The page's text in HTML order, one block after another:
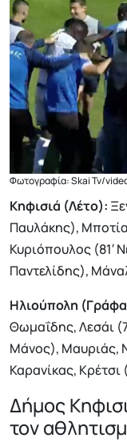
Φωτογραφία: Skai Tv/
Κηφισιά (Λέτο):
Παυλάκης),
Κυριόπουλος (81′
Παντελίδης),
Ηλιούπολη
Θωμαΐδης, Λεσάι
Μάνος), Μαυριάς,
Καρανίκας, Κρέτσι
Δήμος
τον